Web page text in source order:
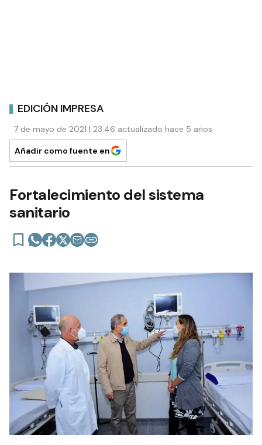
EDICIÓN IMPRESA
7 de mayo de 2021 | 23:46 actualizado hace 5 años
Añadir como fuente en
Fortalecimiento del sistema
sanitario